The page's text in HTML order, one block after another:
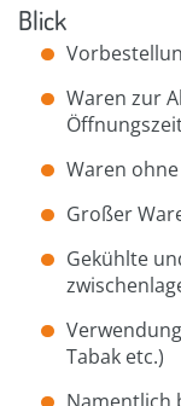
Blick
Waren zur
Waren
Großer
Gekühlte
Tabak etc.)